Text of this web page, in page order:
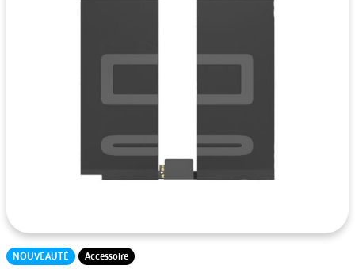
NOUVEAUTÉ Accessoire